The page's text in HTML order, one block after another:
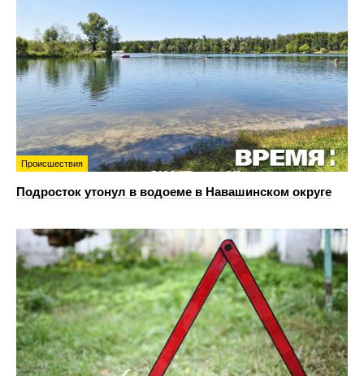
Происшествия
Подросток утонул в водоеме в Навашинском округе